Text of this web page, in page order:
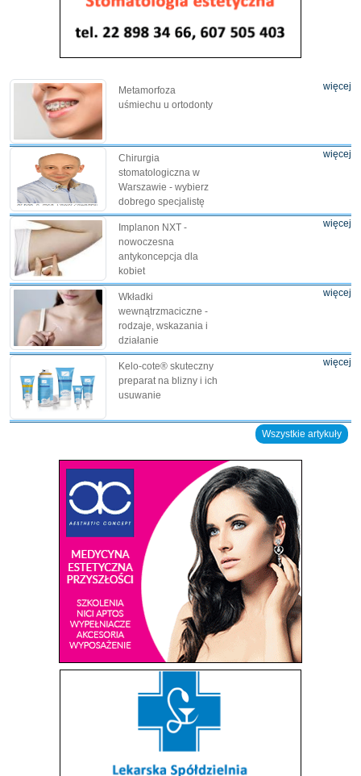
Metamorfoza
uśmiechu u ortodonty
więcej
Chirurgia
stomatologiczna w
Warszawie - wybierz
dobrego specjalistę
więcej
Implanon NXT -
nowoczesna
antykoncepcja dla
kobiet
więcej
Wkładki
wewnątrzmaciczne -
rodzaje, wskazania i
działanie
więcej
Kelo-cote® skuteczny
preparat na blizny i ich
usuwanie
więcej
Wszystkie artykuły